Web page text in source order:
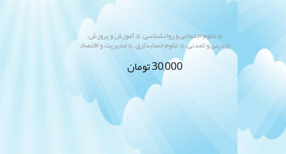
@ علوم اجتماعی و روانشناسی,@ آموزش و پرورش,
@ دینی و تمدنی,@ علوم حسابداری,@ مدیریت و اقتصاد
30,000تومان